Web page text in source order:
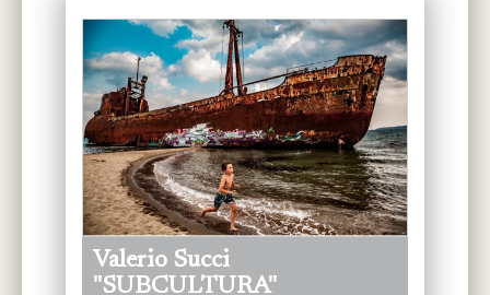
Valerio Succi
"SUBCULTURA"